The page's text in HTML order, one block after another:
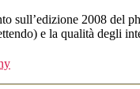
sull’edizione 2008
e la qualità degli